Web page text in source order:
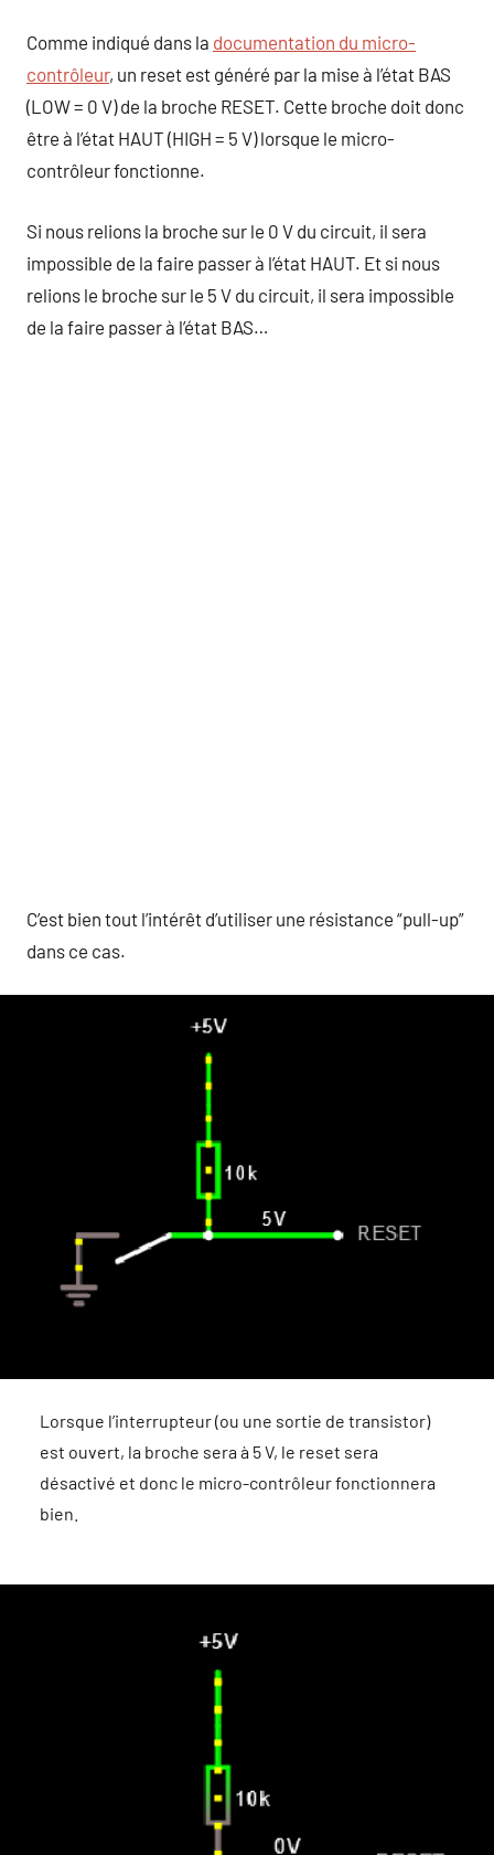
Comme indiqué dans la documentation du micro-
contrôleur, un reset est généré par la mise à l’état BAS
(LOW = 0 V) de la broche RESET. Cette broche doit donc
être à l’état HAUT (HIGH = 5 V) lorsque le micro-
contrôleur fonctionne.
Si nous relions la broche sur le 0 V du circuit, il sera
impossible de la faire passer à l’état HAUT. Et si nous
relions le broche sur le 5 V du circuit, il sera impossible
de la faire passer à l’état BAS…
C’est bien tout l’intérêt d’utiliser une résistance “pull-up”
dans ce cas.
Lorsque l’interrupteur (ou une sortie de transistor)
est ouvert, la broche sera à 5 V, le reset sera
désactivé et donc le micro-contrôleur fonctionnera
bien.